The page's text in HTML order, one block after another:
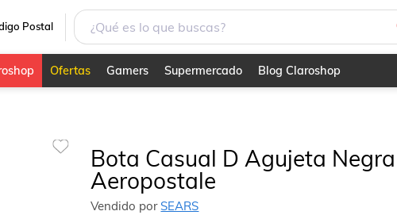
Postal
Ofertas Gamers Supermercado Blog Claroshop
Bota Casual D Agujeta Negra
Aeropostale
Vendido porSEARS